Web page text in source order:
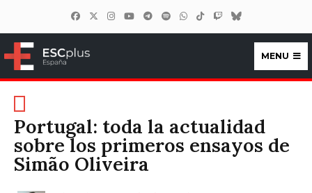
ESCplus España
MENU
Portugal: toda la actualidad
sobre los primeros ensayos de
Simão Oliveira